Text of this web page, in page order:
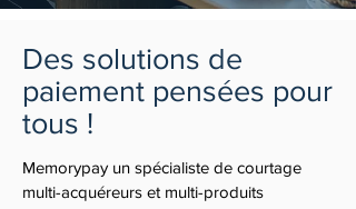
Des solutions de
paiement pensées pour
tous !
Memorypay un spécialiste de courtage
multi-acquéreurs et multi-produits